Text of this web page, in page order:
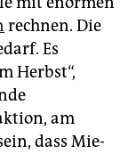
rechnen. Die
Es
Herbst“,
am
dass Mie­